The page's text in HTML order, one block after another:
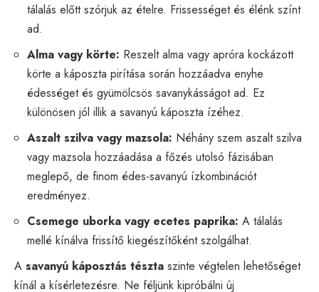
tálalás előtt szórjuk az ételre. Frissességet és élénk színt
ad.
Alma vagy körte: Reszelt alma vagy apróra kockázott
körte a káposzta pirítása során hozzáadva enyhe
édességet és gyümölcsös savanykásságot ad. Ez
különösen jól illik a savanyú káposzta ízéhez.
Aszalt szilva vagy mazsola: Néhány szem aszalt szilva
vagy mazsola hozzáadása a főzés utolsó fázisában
meglepő, de finom édes-savanyú ízkombinációt
eredményez.
Csemege uborka vagy ecetes paprika: A tálalás
mellé kínálva frissítő kiegészítőként szolgálhat.
A savanyú káposztás tészta szinte végtelen lehetőséget
kínál a kísérletezésre. Ne féljünk kipróbálni új